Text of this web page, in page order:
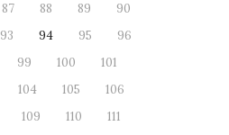
87 88 89
90
93 94 95
96
99 100
101
104 105
106
109 110
111